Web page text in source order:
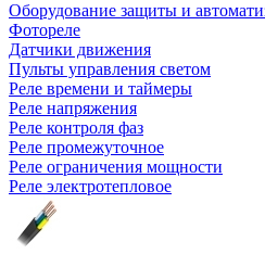
Оборудование защиты и
Фотореле
Датчики движения
Пульты управления светом
Реле времени и таймеры
Реле напряжения
Реле контроля фаз
Реле промежуточное
Реле ограничения мощности
Реле электротепловое